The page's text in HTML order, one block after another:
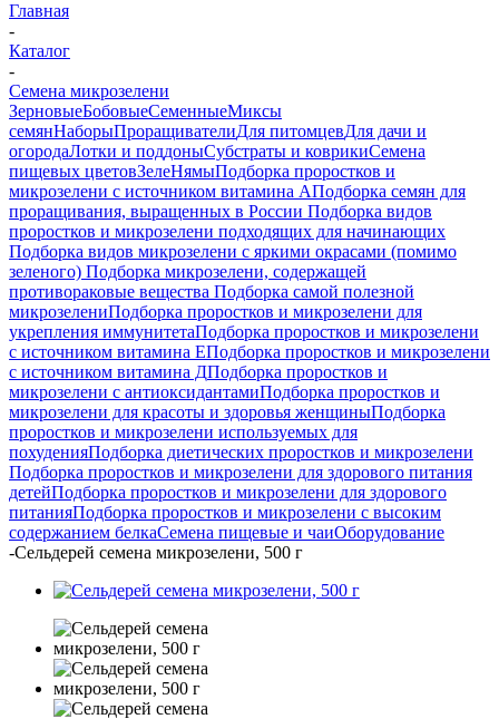
Главная
-
Каталог
-
Семена микрозелени
ЗерновыеБобовыеСеменныеМиксы
семянНаборыПроращивателиДля питомцевДля дачи и
огородаЛотки и поддоныСубстраты и коврикиСемена
пищевых цветовЗелеНямыПодборка проростков и
микрозелени с источником витамина АПодборка семян для
проращивания, выращенных в России Подборка видов
проростков и микрозелени подходящих для начинающих
Подборка видов микрозелени с яркими окрасами (помимо
зеленого) Подборка микрозелени, содержащей
противораковые вещества Подборка самой полезной
микрозелениПодборка проростков и микрозелени для
укрепления иммунитетаПодборка проростков и микрозелени
с источником витамина ЕПодборка проростков и микрозелени
с источником витамина ДПодборка проростков и
микрозелени с антиоксидантамиПодборка проростков и
микрозелени для красоты и здоровья женщиныПодборка
проростков и микрозелени используемых для
похуденияПодборка диетических проростков и микрозелени
Подборка проростков и микрозелени для здорового питания
детейПодборка проростков и микрозелени для здорового
питанияПодборка проростков и микрозелени с высоким
содержанием белкаСемена пищевые и чаиОборудование
-Сельдерей семена микрозелени, 500 г